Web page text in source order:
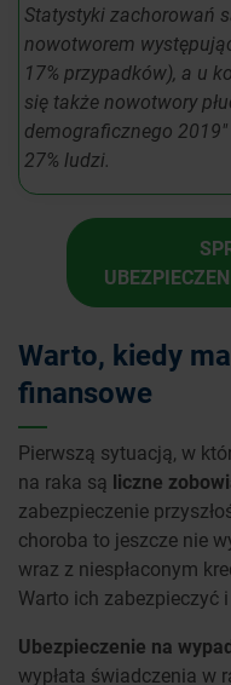
Statystyki zachorowań
nowotworem
17% przypadków), a u
się także nowotwory
demograficznego
27% ludzi.
Warto, kiedy
finansowe
Pierwszą sytuacją, w
na raka są liczne
zabezpieczenie
choroba to jeszcze nie
wraz z niespłaconym
Warto ich zabezpieczyć
Ubezpieczenie na
wypłata świadczenia w